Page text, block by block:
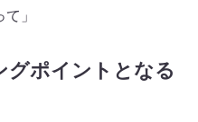
」
グポイントとなる